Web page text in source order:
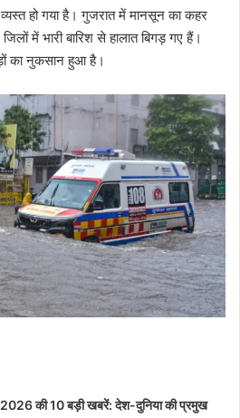
हो गया है। गुजरात में मानसून का कहर
में भारी बारिश से हालात बिगड़ गए हैं।
का नुकसान हुआ है।
की 10 बड़ी खबरें: देश-दुनिया की प्रमुख